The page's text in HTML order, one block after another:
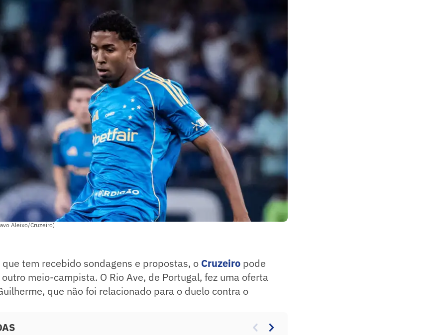
Aleixo/Cruzeiro)
tem recebido sondagens e propostas, o Cruzeiro pode
meio-campista. O Rio Ave, de Portugal, fez uma oferta
que não foi relacionado para o duelo contra o